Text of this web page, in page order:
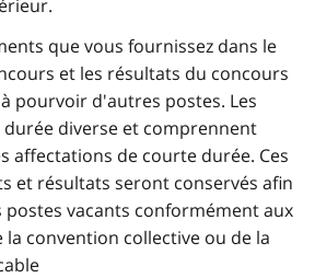
que vous fournissez dans le
et les résultats du concours
pourvoir d'autres postes. Les
diverse et comprennent
affectations de courte durée. Ces
et résultats seront conservés afin
postes vacants conformément aux
convention collective ou de la